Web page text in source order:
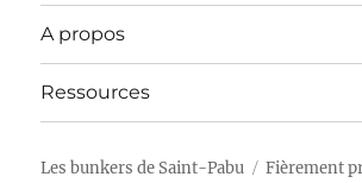
A propos
Ressources
Les bunkers de Saint-Pabu
Fièrement